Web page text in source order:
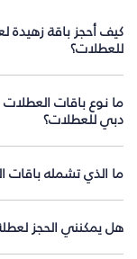
كيف أحجز باقة زهيدة
للعطلات؟
ما نوع باقات
دبي للعطلات؟
ما الذي تشمله باقات
هل يمكنني الحجز